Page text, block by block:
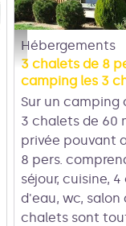
Camping les 3
Hébergements
3 chalets de 8
camping les 3
Sur un camping
3 chalets de 60
privée pouvant
8 pers.
séjour, cuisine,
d'eau, wc, salon
chalets sont